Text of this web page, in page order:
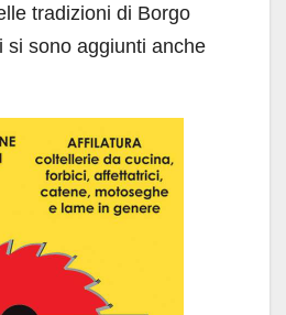
tradizioni di Borgo
si sono aggiunti anche